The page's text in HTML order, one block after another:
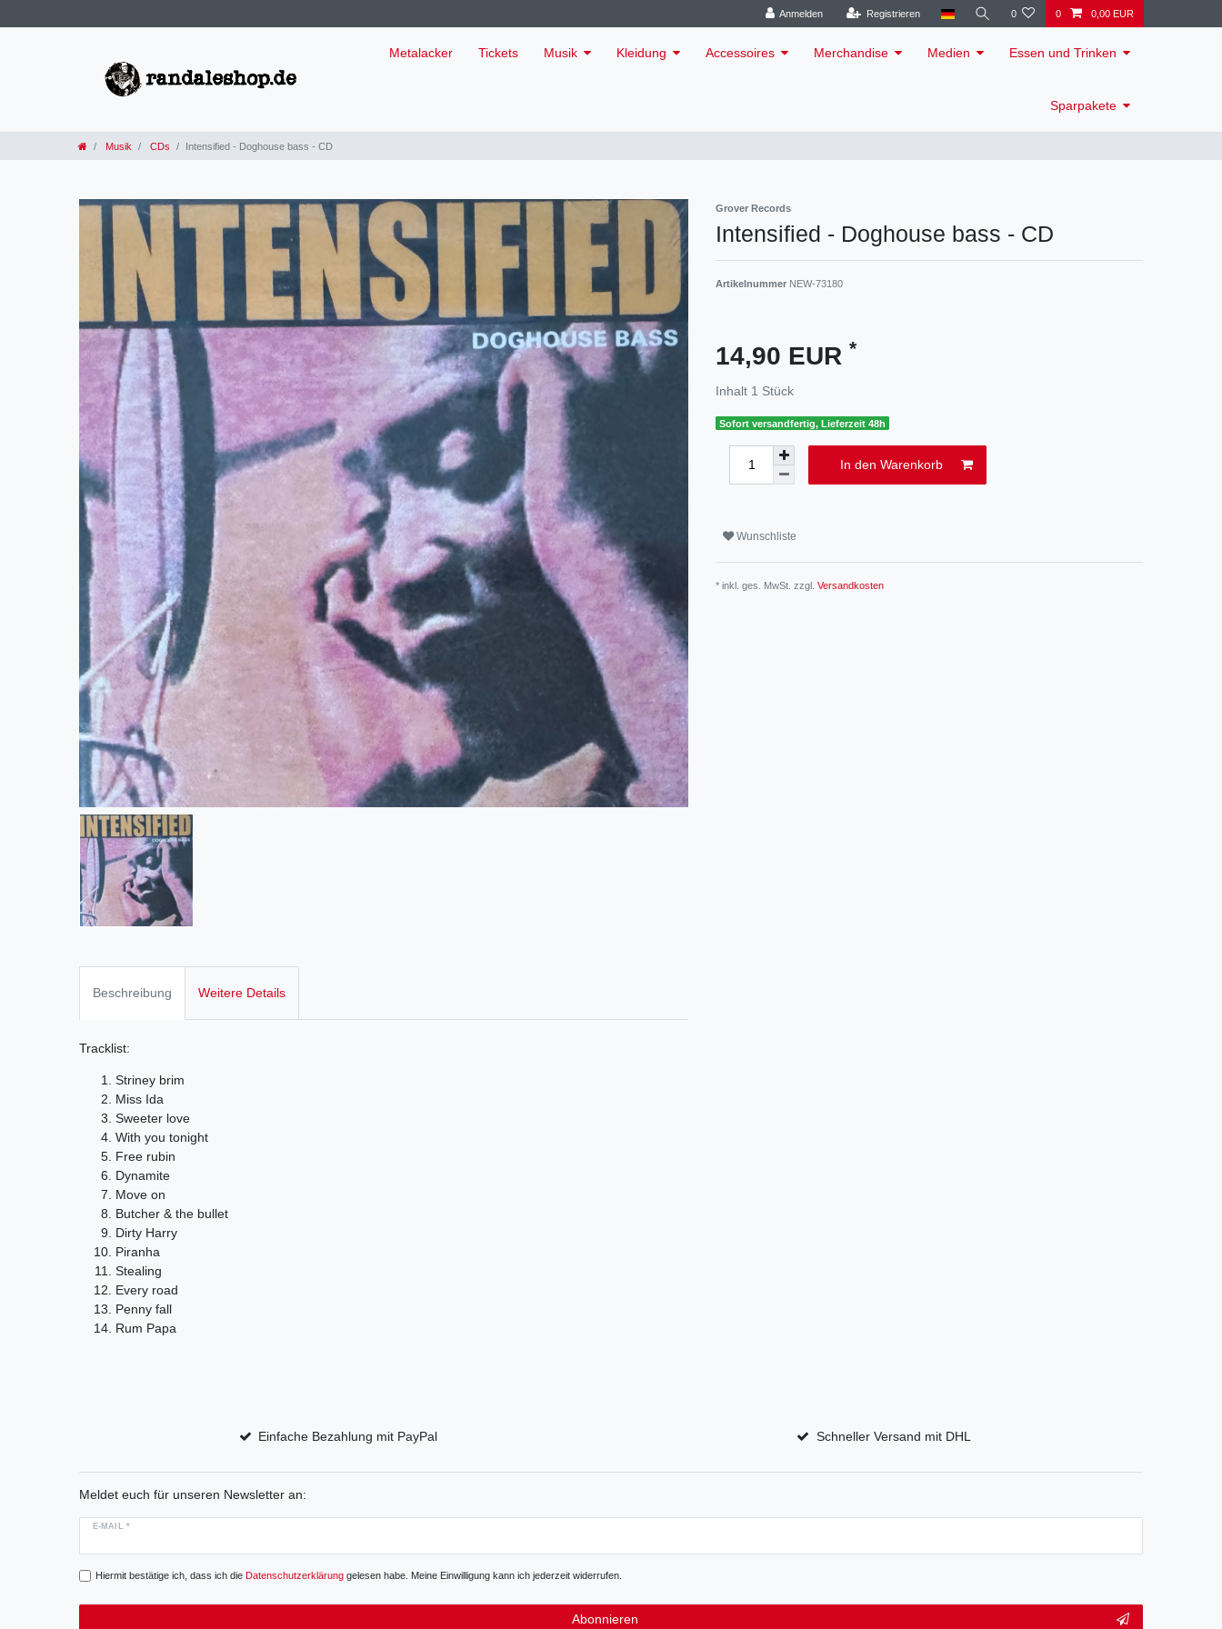
Anmelden Registrieren 0 0 0,00 EUR
Metalacker Tickets Musik Kleidung Accessoires Merchandise Medien Essen und Trinken
Sparpakete
Musik CDs Intensified - Doghouse bass - CD
Grover Records
Intensified - Doghouse bass - CD
Artikelnummer NEW-73180
14,90 EUR *
Inhalt 1 Stück
Sofort versandfertig, Lieferzeit 48h
In den Warenkorb
Wunschliste
* inkl. ges. MwSt. zzgl. Versandkosten
Beschreibung Weitere Details
Tracklist:
Striney brim
Miss Ida
Sweeter love
With you tonight
Free rubin
Dynamite
Move on
Butcher & the bullet
Dirty Harry
Piranha
Stealing
Every road
Penny fall
Rum Papa
Einfache Bezahlung mit PayPal Schneller Versand mit DHL
Meldet euch für unseren Newsletter an:
E-MAIL *
Hiermit bestätige ich, dass ich die Daten­schutz­erklärunggelesen habe. Meine Einwilligung kann ich jederzeit widerrufen.
Abonnieren